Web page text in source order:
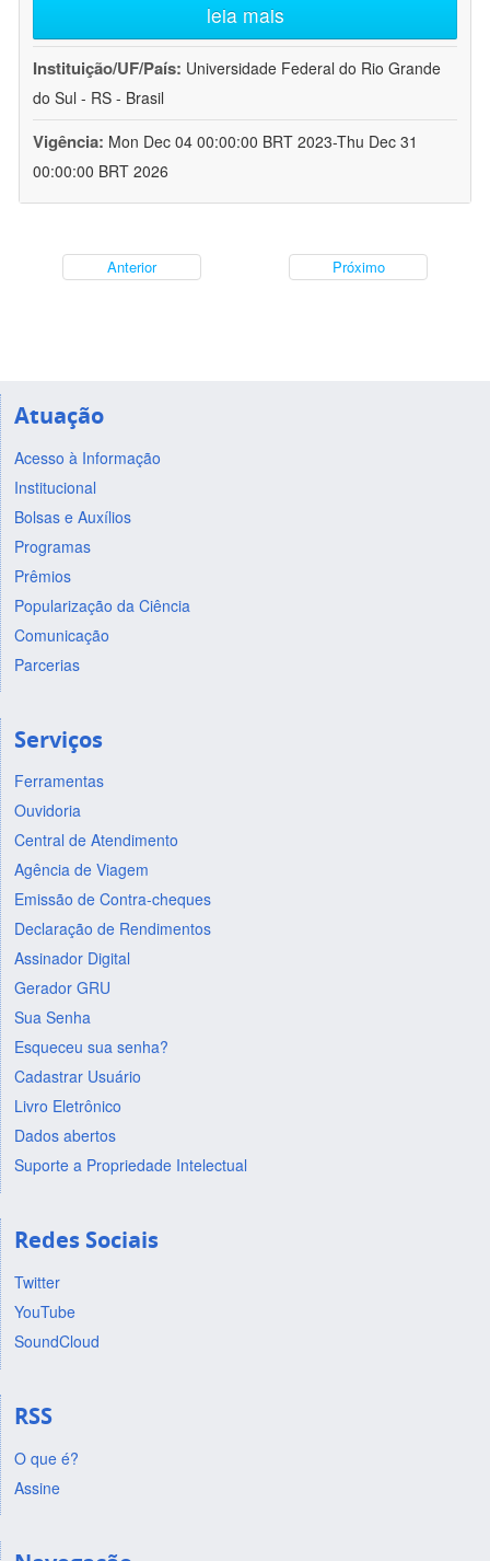
leia mais
Instituição/UF/País: Universidade Federal do Rio Grande
do Sul - RS - Brasil
Vigência: Mon Dec 04 00:00:00 BRT 2023-Thu Dec 31
00:00:00 BRT 2026
Anterior Próximo
Atuação
Acesso à Informação
Institucional
Bolsas e Auxílios
Programas
Prêmios
Popularização da Ciência
Comunicação
Parcerias
Serviços
Ferramentas
Ouvidoria
Central de Atendimento
Agência de Viagem
Emissão de Contra-cheques
Declaração de Rendimentos
Assinador Digital
Gerador GRU
Sua Senha
Esqueceu sua senha?
Cadastrar Usuário
Livro Eletrônico
Dados abertos
Suporte a Propriedade Intelectual
Redes Sociais
Twitter
YouTube
SoundCloud
RSS
O que é?
Assine